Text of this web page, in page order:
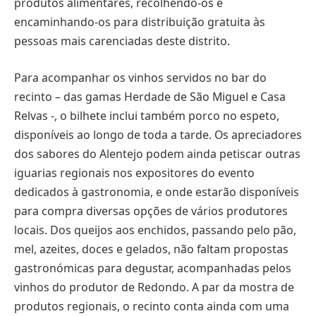
encaminhando-os para distribuição gratuita às
pessoas mais carenciadas deste distrito.
Para acompanhar os vinhos servidos no bar do
recinto – das gamas Herdade de São Miguel e Casa
Relvas -, o bilhete inclui também porco no espeto,
disponíveis ao longo de toda a tarde. Os apreciadores
dos sabores do Alentejo podem ainda petiscar outras
iguarias regionais nos expositores do evento
dedicados à gastronomia, e onde estarão disponíveis
para compra diversas opções de vários produtores
locais. Dos queijos aos enchidos, passando pelo pão,
mel, azeites, doces e gelados, não faltam propostas
gastronómicas para degustar, acompanhadas pelos
vinhos do produtor de Redondo. A par da mostra de
produtos regionais, o recinto conta ainda com uma